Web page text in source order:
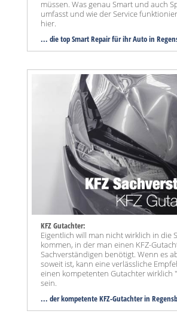
müssen. Was genau Smart und auch
umfasst und wie der Service
hier.
... die top Smart Repair für ihr Auto in
KFZ Gutachter:
Eigentlich will man nicht wirklich in die
kommen, in der man einen KFZ-
Sachverständigen benötigt. Wenn es
soweit ist, kann eine verlässliche
einen kompetenten Gutachter wirklich
sein.
... der kompetente KFZ-Gutachter in